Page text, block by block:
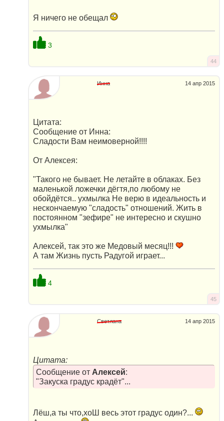
Я ничего не обещал
3
44
14 апр 2015
Инна
Цитата:
Сообщение от Инна:
Сладости Вам неимоверной!!!!
От Алексея:
"Такого не бывает. Не летайте в облаках. Без
маленькой ложечки дёгтя,по любому не
обойдётся.. ухмылка Не верю в идеальность и
нескончаемую "сладость" отношений. Жить в
постоянном "зефире" не интересно и скушно
ухмылка"
Алексей, так это же Медовый месяц!!!
А там Жизнь пусть Радугой играет...
4
45
14 апр 2015
Светлана
Цитата:
Сообщение от Алексей:
"Закуска градус крадёт"...
Лёш,а ты что,хоШ весь этот градус один?...